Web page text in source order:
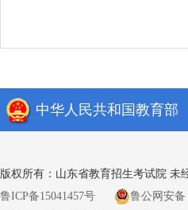
中华人民共和国教育部
版权所有：山东省教育招生考试院 未
鲁ICP备15041457号
鲁公网安备